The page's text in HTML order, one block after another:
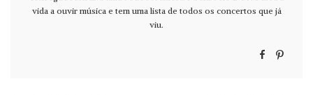
vida a ouvir música e tem uma lista de todos os concertos que já
viu.